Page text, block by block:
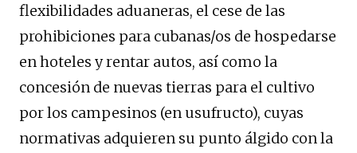
flexibilidades aduaneras, el cese de las
prohibiciones para cubanas/os de hospedarse
en hoteles y rentar autos, así como la
concesión de nuevas tierras para el cultivo
por los campesinos (en usufructo), cuyas
normativas adquieren su punto álgido con la